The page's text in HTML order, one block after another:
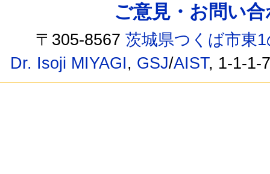
ご意見・お問い
〒305-8567茨城県つくば市東
Dr. Isoji MIYAGI, GSJ/AIST, 1-1-1-